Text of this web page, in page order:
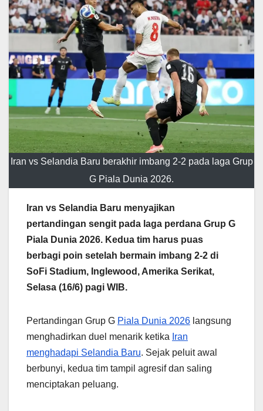
Iran vs Selandia Baru berakhir imbang 2-2 pada laga Grup
G Piala Dunia 2026.
Iran vs Selandia Baru menyajikan
pertandingan sengit pada laga perdana Grup G
Piala Dunia 2026. Kedua tim harus puas
berbagi poin setelah bermain imbang 2-2 di
SoFi Stadium, Inglewood, Amerika Serikat,
Selasa (16/6) pagi WIB.
Pertandingan Grup G Piala Dunia 2026 langsung
menghadirkan duel menarik ketika Iran
menghadapi Selandia Baru. Sejak peluit awal
berbunyi, kedua tim tampil agresif dan saling
menciptakan peluang.